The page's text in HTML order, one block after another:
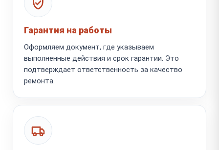
Гарантия на работы
Оформляем документ, где указываем
выполненные действия и срок гарантии. Это
подтверждает ответственность за качество
ремонта.